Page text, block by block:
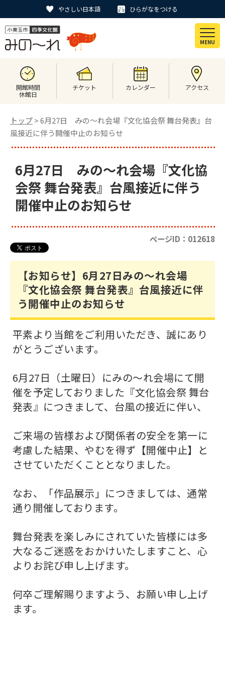
やさしい日本語 ひらがなをつける
MENU
開館時間
休館日
チケット カレンダー アクセス
トップ> 6月27日 みの～れ会場『文化協会祭 舞台発表』台
風接近に伴う開催中止のお知らせ
6月27日 みの～れ会場『文化協
会祭 舞台発表』台風接近に伴う
開催中止のお知らせ
ページID：012618
【お知らせ】6月27日みの～れ会場
『文化協会祭 舞台発表』台風接近に伴
う開催中止のお知らせ
平素より当館をご利用いただき、誠にあり
がとうございます。
6月27日（土曜日）にみの～れ会場にて開
催を予定しておりました『文化協会祭 舞台
発表』につきまして、台風の接近に伴い、
ご来場の皆様および関係者の安全を第一に
考慮した結果、やむを得ず【開催中止】と
させていただくこととなりました。
なお、「作品展示」につきましては、通常
通り開催しております。
舞台発表を楽しみにされていた皆様には多
大なるご迷惑をおかけいたしますこと、心
よりお詫び申し上げます。
何卒ご理解賜りますよう、お願い申し上げ
ます。